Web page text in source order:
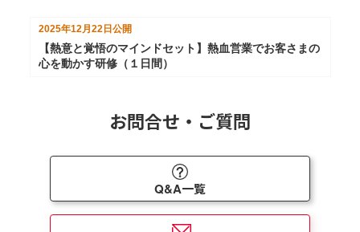
2025年12月22日 公開
【熱意と覚悟のマインドセット】熱血営業でお客さまの
心を動かす研修（１日間）
お問合せ・ご質問
Q&A一覧